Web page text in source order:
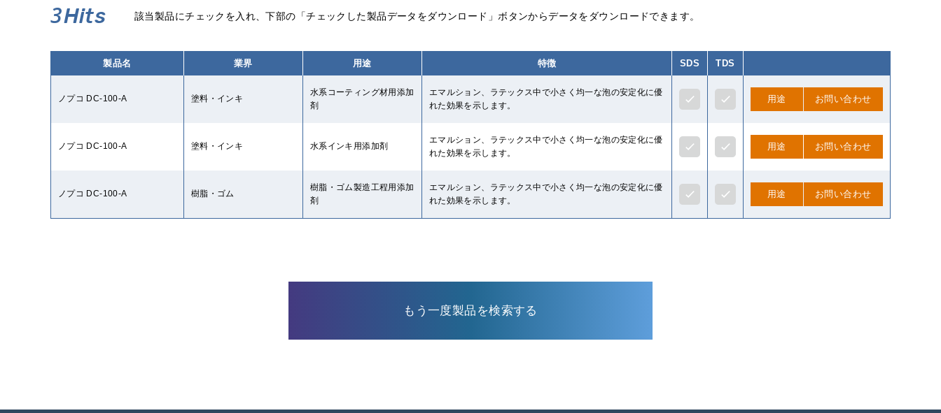
3Hits 該当製品にチェックを入れ、下部の「チェックした製品データをダウンロード」ボタンからデータをダウンロードできます。
製品名 業界 用途 特徴 SDS TDS
ノプコ DC-100-A 塗料・インキ
水系コーティング材用添加
剤
エマルション、ラテックス中で小さく均一な泡の安定化に優
れた効果を示します。
用途 お問い合わせ
ノプコ DC-100-A 塗料・インキ 水系インキ用添加剤
エマルション、ラテックス中で小さく均一な泡の安定化に優
れた効果を示します。
用途 お問い合わせ
ノプコ DC-100-A 樹脂・ゴム
樹脂・ゴム製造工程用添加
剤
エマルション、ラテックス中で小さく均一な泡の安定化に優
れた効果を示します。
用途 お問い合わせ
もう一度製品を検索する